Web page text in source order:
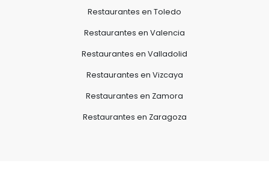
Restaurantes en Toledo
Restaurantes en Valencia
Restaurantes en Valladolid
Restaurantes en Vizcaya
Restaurantes en Zamora
Restaurantes en Zaragoza